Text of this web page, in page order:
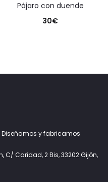
pájaro con duende
30€
y fabricamos
C/ Caridad, 2 Bis, 33202 Gijón,